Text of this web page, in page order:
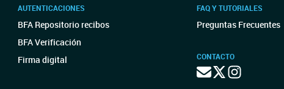
AUTENTICACIONES
BFA Repositorio recibos
BFA Verificación
Firma digital
FAQ Y TUTORIALES
Preguntas Frecuentes
CONTACTO